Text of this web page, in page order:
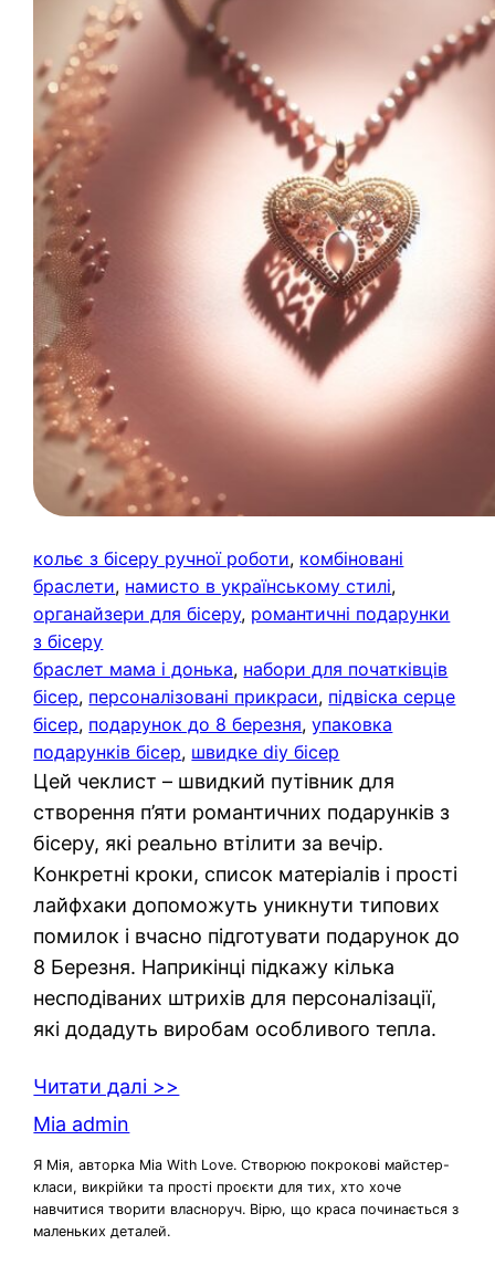
кольє з бісеру ручної роботи, комбіновані
браслети, намисто в українському стилі
органайзери для бісеру, романтичні подарунки
з бісеру
браслет мама і донька, набори для початківців
бісер, персоналізовані прикраси, підвіска серце
бісер, подарунок до 8 березня, упаковка
подарунків бісер, швидке diy бісер
Цей чеклист – швидкий путівник для
створення п’яти романтичних подарунків з
бісеру, які реально втілити за вечір.
Конкретні кроки, список матеріалів і прості
лайфхаки допоможуть уникнути типових
помилок і вчасно підготувати подарунок до
8 Березня. Наприкінці підкажу кілька
несподіваних штрихів для персоналізації,
які додадуть виробам особливого тепла.
Читати далі >>
Mia admin
Я Мія, авторка Mia With Love. Створюю покрокові майстер-
класи, викрійки та прості проєкти для тих, хто хоче
навчитися творити власноруч. Вірю, що краса починається з
маленьких деталей.